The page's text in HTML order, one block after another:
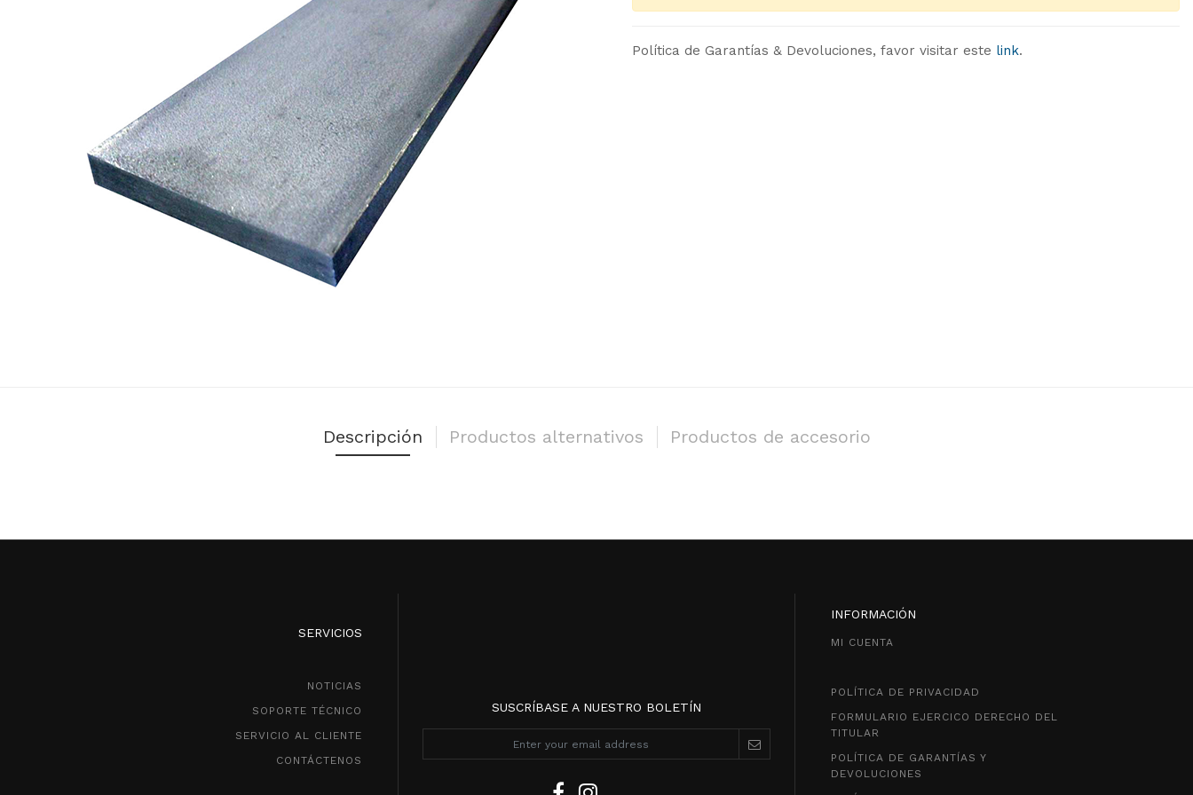
Política de Garantías & Devoluciones, favor visitar este link.
Descripción Productos alternativos Productos de accesorio
SERVICIOS
NOTICIAS
SOPORTE TÉCNICO
SERVICIO AL CLIENTE
CONTÁCTENOS
SUSCRÍBASE A NUESTRO BOLETÍN
INFORMACIÓN
MI CUENTA
POLÍTICA DE PRIVACIDAD
FORMULARIO EJERCICO DERECHO DEL
TITULAR
POLÍTICA DE GARANTÍAS Y
DEVOLUCIONES